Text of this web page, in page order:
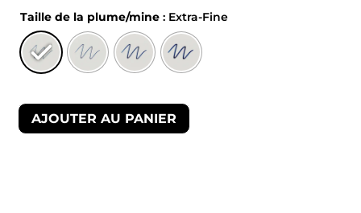
Taille de la plume/mine : Extra-Fine
AJOUTER AU PANIER